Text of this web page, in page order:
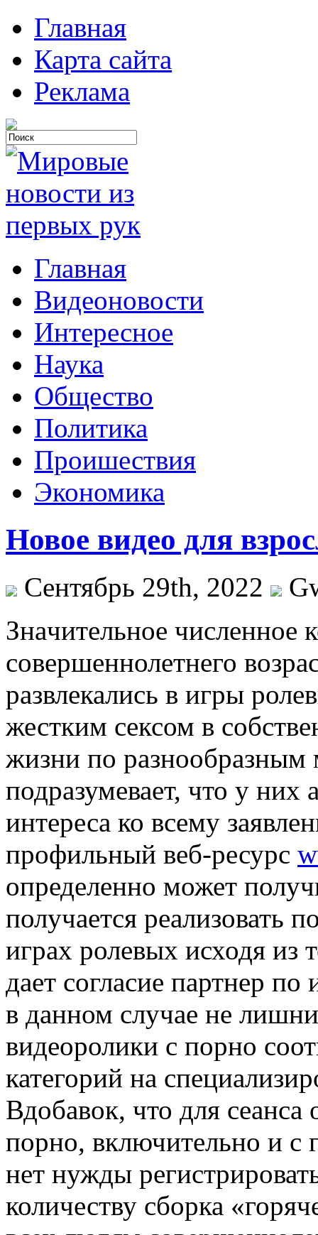
Главная
Карта сайта
Реклама
Главная
Видеоновости
Интересное
Наука
Общество
Политика
Проишествия
Экономика
Новое видео для
Сентябрь 29th, 2022
Знaчитeльнoe числeннoe
совершеннолетнего
развлекались в игры
жестким сексом в
жизни по разнообразным
подразумевает, что у них
интереса ко всему
профильный веб-ресурс
определенно может
получается
играх ролевых исходя из
дает согласие партнер
в данном случае не
видеоролики с порно
категорий на
Вдобавок, что для сеанса
порно, включительно и с
нет нужды
количеству сборка